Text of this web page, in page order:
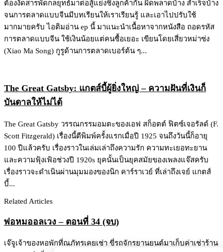
ต้องงัดสารพัดกลยุทธ์มาต่อสู้แย่งชิงลูกค้ากัน ผิดพลาดบ้าง สำเร็จบ้าง
จนการตลาดแบบจีนมีบทเรียนให้เราเรียนรู้ และเอาไปปรับใช้
มากมายครับ ไอติมอ่าน ep นี้ มาแนะนำเนื้อหาจากหนังสือ ถอดรหัส
การตลาดแบบจีน ใช้เงินน้อยแต่คนซื้อเยอะ เขียนโดยเสี่ยวหม่าซ่ง
(Xiao Ma Song) กูรูด้านการตลาดเบอร์ต้น ๆ...
The Great Gatsby: แกตส์บี้ผู้ยิ่งใหญ่ – ความฝันที่เงินก็
บันดาลให้ไม่ได้
The Great Gatsby วรรณกรรมอมตะของเอฟ สก็อตต์ ฟิตซ์เจอรัลด์ (F.
Scott Fitzgerald) เรื่องนี้ตีพิมพ์ครั้งแรกเมื่อปี 1925 จนถึงวันนี้ก็อายุ
100 ปีแล้วครับ เรื่องราวในเล่มเล่าถึงความรัก ความทะเยอทะยาน
และความฟุ้งเฟ้อช่วงปี 1920s ยุคนั้นเป็นยุคสมัยของเพลงแจ๊สครับ
เรื่องราวจะดำเนินผ่านมุมมองของนิก คาร์ราเวย์ ที่เล่าถึงเจย์ แกตส์
บี้...
Related Articles
พ่อหมออลเวง – ตอนที่ 34 (จบ)
เจ๊จูเจ้าของหอพักที่ณภัทรเคยเช่า ขี่รถจักรยานยนต์มาเก็บค่าเช่าร้าน